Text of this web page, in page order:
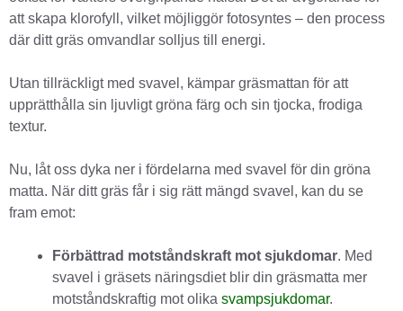
att skapa klorofyll, vilket möjliggör fotosyntes – den process
där ditt gräs omvandlar solljus till energi.
Utan tillräckligt med svavel, kämpar gräsmattan för att
upprätthålla sin ljuvligt gröna färg och sin tjocka, frodiga
textur.
Nu, låt oss dyka ner i fördelarna med svavel för din gröna
matta. När ditt gräs får i sig rätt mängd svavel, kan du se
fram emot:
Förbättrad motståndskraft mot sjukdomar. Med
svavel i gräsets näringsdiet blir din gräsmatta mer
motståndskraftig mot olika svampsjukdomar.